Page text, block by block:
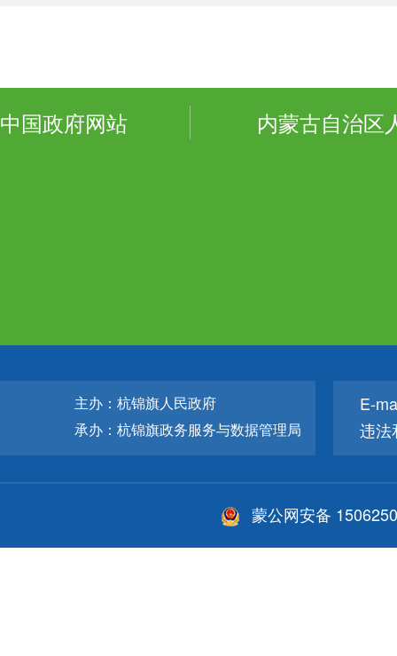
中国政府网站 内蒙古自治区
主办：杭锦旗人民政府
承办：杭锦旗政务服务与数据管理局
E-
违
蒙公网安备